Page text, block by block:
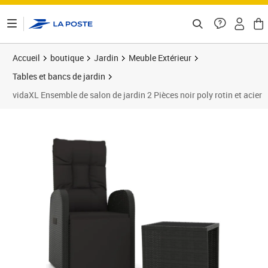
Accueil boutique Jardin
Meuble Extérieur
Tables et bancs de jardin
vidaXL Ensemble de salon de jardin 2 Pièces noir poly rotin et acier